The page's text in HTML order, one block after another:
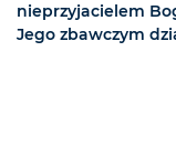
nieprzyjacielem
Jego zbawczym